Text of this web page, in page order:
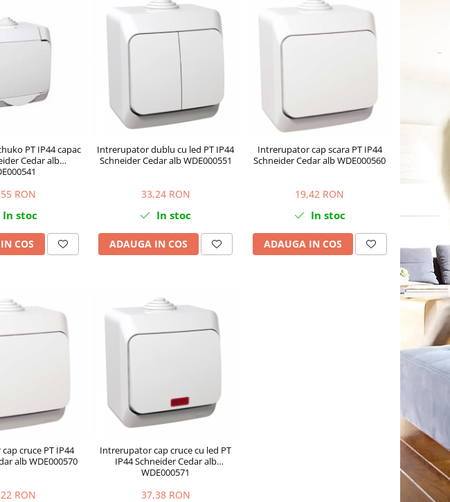
PT IP44 capac
Cedar alb
RON
In stoc
COS
Intrerupator dublu cu led PT IP44
Schneider Cedar alb WDE000551
33,24 RON
In stoc
ADAUGA IN COS
Intrerupator cap scara PT IP44
Schneider Cedar alb WDE000560
19,42 RON
In stoc
ADAUGA IN COS
cruce PT IP44
alb WDE000570
RON
Intrerupator cap cruce cu led PT
IP44 Schneider Cedar alb
WDE000571
37,38 RON